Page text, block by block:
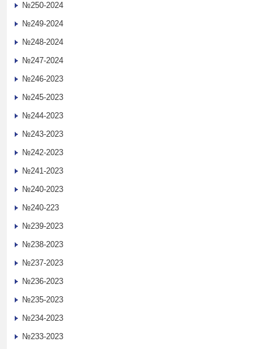
№250-2024
№249-2024
№248-2024
№247-2024
№246-2023
№245-2023
№244-2023
№243-2023
№242-2023
№241-2023
№240-2023
№240-223
№239-2023
№238-2023
№237-2023
№236-2023
№235-2023
№234-2023
№233-2023